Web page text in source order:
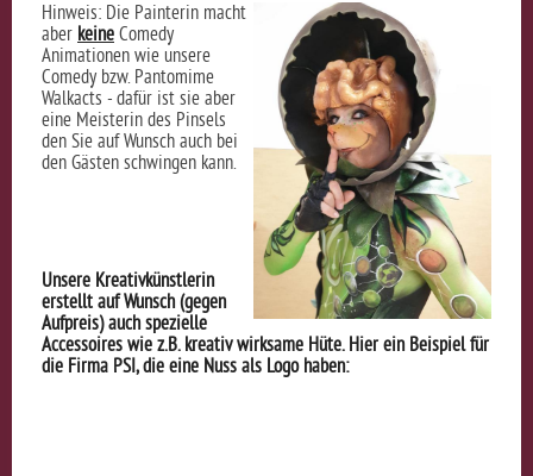
Hinweis: Die Painterin macht
aber keine Comedy
Animationen wie unsere
Comedy bzw. Pantomime
Walkacts - dafür ist sie aber
eine Meisterin des Pinsels
den Sie auf Wunsch auch bei
den Gästen schwingen kann.
Unsere Kreativkünstlerin
erstellt auf Wunsch (gegen
Aufpreis) auch spezielle
Accessoires wie z.B. kreativ wirksame Hüte. Hier ein Beispiel für
die Firma PSI, die eine Nuss als Logo haben: